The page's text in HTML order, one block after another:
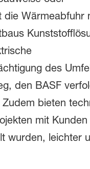
die Wärmeabfuhr
des
den BASF
bieten
mit
wurden, leichter